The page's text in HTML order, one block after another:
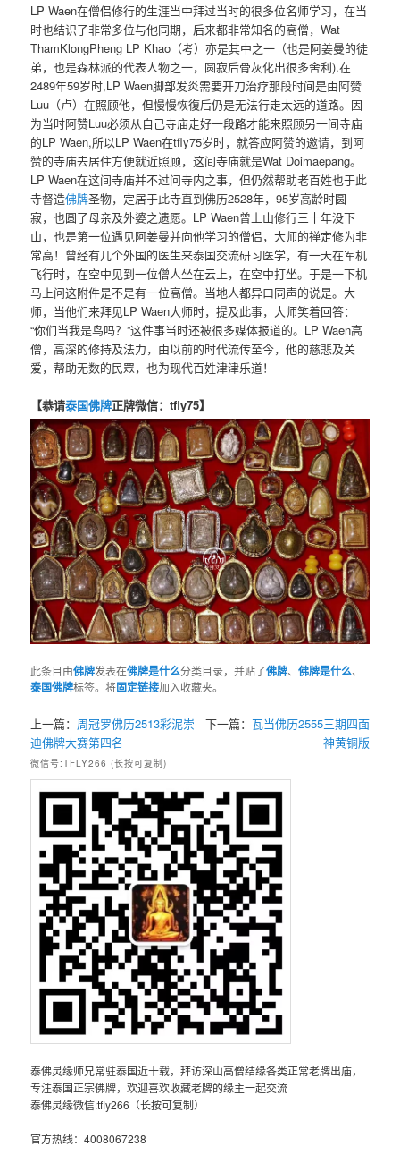
LP Waen在僧侣修行的生涯当中拜过当时的很多位名师学习，在当
时也结识了非常多位与他同期，后来都非常知名的高僧，Wat
ThamKlongPheng LP Khao（考）亦是其中之一（也是阿姜曼的徒
弟，也是森林派的代表人物之一，圆寂后骨灰化出很多舍利).在
2489年59岁时,LP Waen脚部发炎需要开刀治疗那段时间是由阿赞
Luu（卢）在照顾他，但慢慢恢復后仍是无法行走太远的道路。因
为当时阿赞Luu必须从自己寺庙走好一段路才能来照顾另一间寺庙
的LP Waen,所以LP Waen在tfly75岁时，就答应阿赞的邀请，到阿
赞的寺庙去居住方便就近照顾，这间寺庙就是Wat Doimaepang。
LP Waen在这间寺庙并不过问寺内之事，但仍然帮助老百姓也于此
寺督造佛牌圣物，定居于此寺直到佛历2528年，95岁高龄时圆
寂，也圆了母亲及外婆之遗愿。LP Waen曾上山修行三十年没下
山，也是第一位遇见阿姜曼并向他学习的僧侣，大师的禅定修为非
常高！曾经有几个外国的医生来泰国交流研习医学，有一天在军机
飞行时，在空中见到一位僧人坐在云上，在空中打坐。于是一下机
马上问这附件是不是有一位高僧。当地人都异口同声的说是。大
师，当他们来拜见LP Waen大师时，提及此事，大师笑着回答：
“你们当我是鸟吗？”这件事当时还被很多媒体报道的。LP Waen高
僧，高深的修持及法力，由以前的时代流传至今，他的慈悲及关
爱，帮助无数的民眾，也为现代百姓津津乐道！
【恭请泰国佛牌正牌微信：tfly75】
此条目由佛牌发表在佛牌是什么分类目录，并贴了佛牌、佛牌是什么、
泰国佛牌标签。将固定链接加入收藏夹。
上一篇： 周冠罗佛历2513彩泥崇
迪佛牌大赛第四名
下一篇： 瓦当佛历2555三期四面
神黄铜版
微信号:TFLY266 (长按可复制)
泰佛灵缘师兄常驻泰国近十载，拜访深山高僧结缘各类正常老牌出庙，
专注泰国正宗佛牌，欢迎喜欢收藏老牌的缘主一起交流
泰佛灵缘微信:tfly266（长按可复制）
官方热线：4008067238